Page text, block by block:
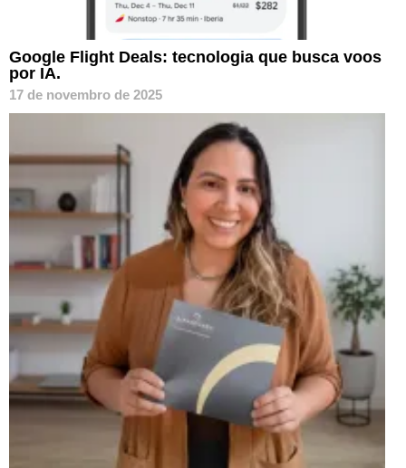
Google Flight Deals: tecnologia que busca voos
por IA.
17 de novembro de 2025